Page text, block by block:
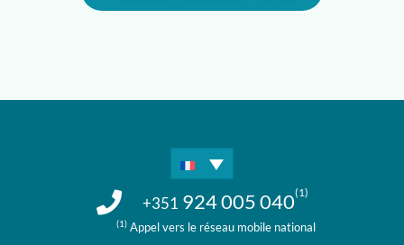
+351 924 005 040(1)
(1)Appel vers le réseau mobile national